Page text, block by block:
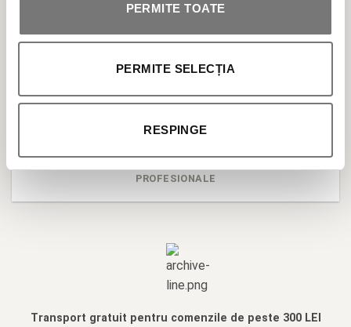
PERMITE TOATE
PERMITE SELECȚIA
RESPINGE
ÎNGRIJIRE CORP
MAKEUP
PROFESIONALE
Transport gratuit pentru comenzile de peste 300 LEI